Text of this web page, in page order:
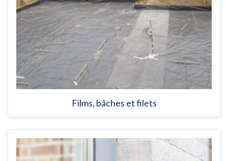
Films, bâches et filets